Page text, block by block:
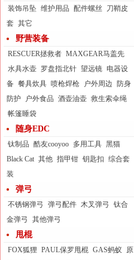
装饰吊坠 维护用品 配件螺丝
刀鞘皮
套 其它
野营装备
RESCUER拯救者 MAXGEAR马盖先
水具水壶 罗盘指北针 望远镜 电器设
备 餐具炊具 喷枪焊枪 户外周边
防身
防护
户外食品 酒壶油壶 救生索伞绳
帐篷睡袋
随身EDC
钛制品 酷友cooyoo 多用工具 黑猫
Black Cat 其他 指甲钳 钥匙扣 综合套
装
弹弓
不锈钢弹弓 弹弓配件 木叉弹弓
钛合
金弹弓
其他弹弓
甩棍
FOX狐狸 PAUL保罗甩棍 GAS蚂蚁
原